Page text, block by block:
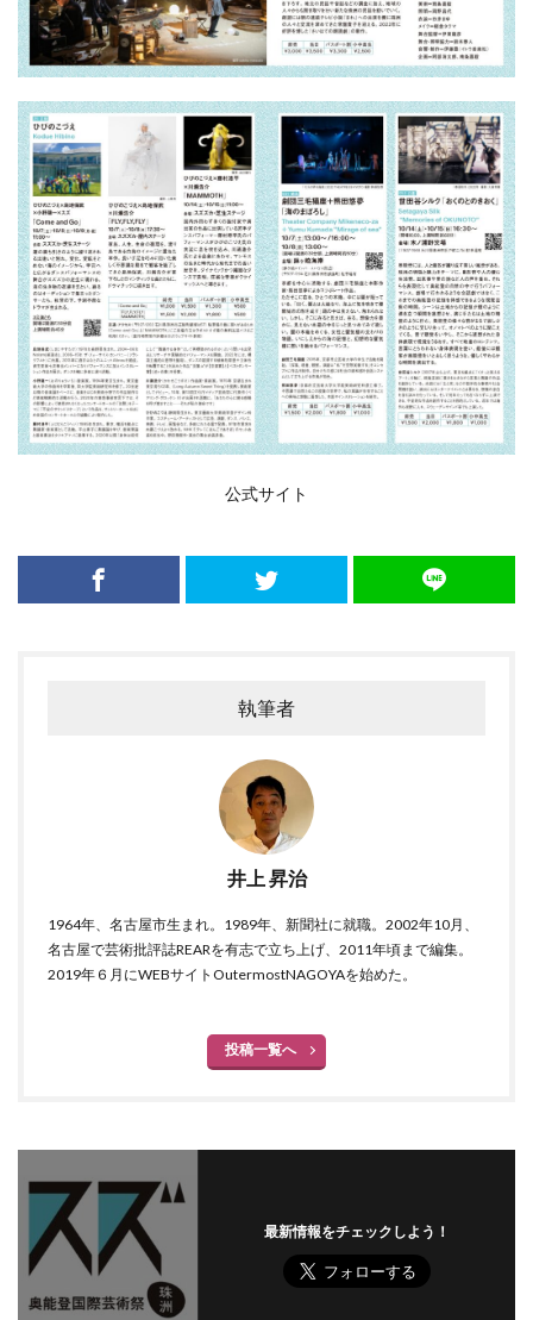
公式サイト
執筆者
井上 昇治
1964年、名古屋市生まれ。1989年、新聞社に就職。2002年10月、
名古屋で芸術批評誌REARを有志で立ち上げ、2011年頃まで編集。
2019年６月にWEBサイトOutermostNAGOYAを始めた。
投稿一覧へ
最新情報をチェックしよう！